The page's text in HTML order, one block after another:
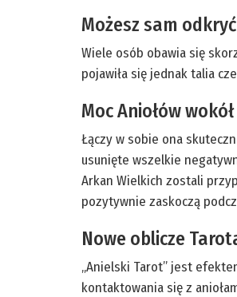
Możesz sam
Wiele osób obawia się
pojawiła się jednak talia
Moc Aniołów
Łączy w sobie ona
usunięte wszelkie
Arkan Wielkich zostali
pozytywnie zaskoczą
Nowe oblicze
„Anielski Tarot” jest
kontaktowania się z